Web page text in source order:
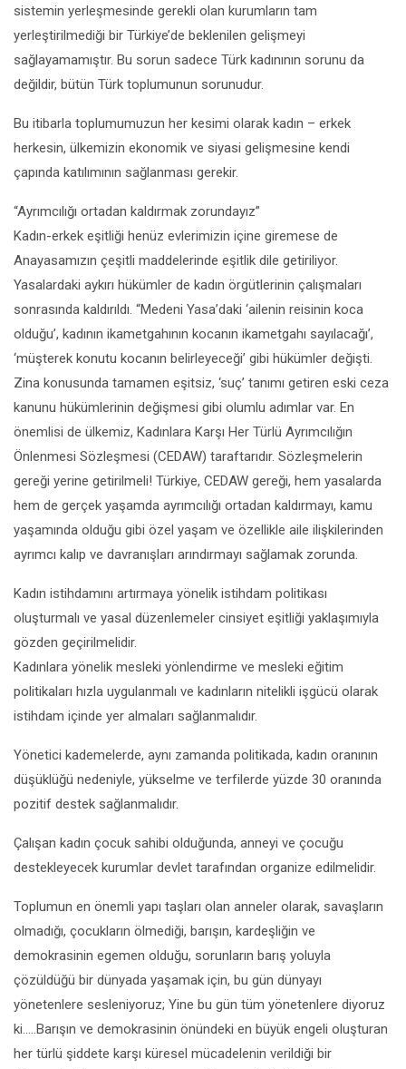
sistemin yerleşmesinde gerekli olan kurumların tam
yerleştirilmediği bir Türkiye’de beklenilen gelişmeyi
sağlayamamıştır. Bu sorun sadece Türk kadınının sorunu da
değildir, bütün Türk toplumunun sorunudur.
Bu itibarla toplumumuzun her kesimi olarak kadın – erkek
herkesin, ülkemizin ekonomik ve siyasi gelişmesine kendi
çapında katılımının sağlanması gerekir.
“Ayrımcılığı ortadan kaldırmak zorundayız”
Kadın-erkek eşitliği henüz evlerimizin içine giremese de
Anayasamızın çeşitli maddelerinde eşitlik dile getiriliyor.
Yasalardaki aykırı hükümler de kadın örgütlerinin çalışmaları
sonrasında kaldırıldı. “Medeni Yasa’daki ‘ailenin reisinin koca
olduğu’, kadının ikametgahının kocanın ikametgahı sayılacağı’,
‘müşterek konutu kocanın belirleyeceği’ gibi hükümler değişti.
Zina konusunda tamamen eşitsiz, ‘suç’ tanımı getiren eski ceza
kanunu hükümlerinin değişmesi gibi olumlu adımlar var. En
önemlisi de ülkemiz, Kadınlara Karşı Her Türlü Ayrımcılığın
Önlenmesi Sözleşmesi (CEDAW) taraftarıdır. Sözleşmelerin
gereği yerine getirilmeli! Türkiye, CEDAW gereği, hem yasalarda
hem de gerçek yaşamda ayrımcılığı ortadan kaldırmayı, kamu
yaşamında olduğu gibi özel yaşam ve özellikle aile ilişkilerinden
ayrımcı kalıp ve davranışları arındırmayı sağlamak zorunda.
Kadın istihdamını artırmaya yönelik istihdam politikası
oluşturmalı ve yasal düzenlemeler cinsiyet eşitliği yaklaşımıyla
gözden geçirilmelidir.
Kadınlara yönelik mesleki yönlendirme ve mesleki eğitim
politikaları hızla uygulanmalı ve kadınların nitelikli işgücü olarak
istihdam içinde yer almaları sağlanmalıdır.
Yönetici kademelerde, aynı zamanda politikada, kadın oranının
düşüklüğü nedeniyle, yükselme ve terfilerde yüzde 30 oranında
pozitif destek sağlanmalıdır.
Çalışan kadın çocuk sahibi olduğunda, anneyi ve çocuğu
destekleyecek kurumlar devlet tarafından organize edilmelidir.
Toplumun en önemli yapı taşları olan anneler olarak, savaşların
olmadığı, çocukların ölmediği, barışın, kardeşliğin ve
demokrasinin egemen olduğu, sorunların barış yoluyla
çözüldüğü bir dünyada yaşamak için, bu gün dünyayı
yönetenlere sesleniyoruz; Yine bu gün tüm yönetenlere diyoruz
ki…..Barışın ve demokrasinin önündeki en büyük engeli oluşturan
her türlü şiddete karşı küresel mücadelenin verildiği bir